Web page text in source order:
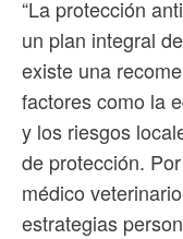
“La protección
un plan integral
existe una
factores como la
y los riesgos
de protección.
médico
estrategias